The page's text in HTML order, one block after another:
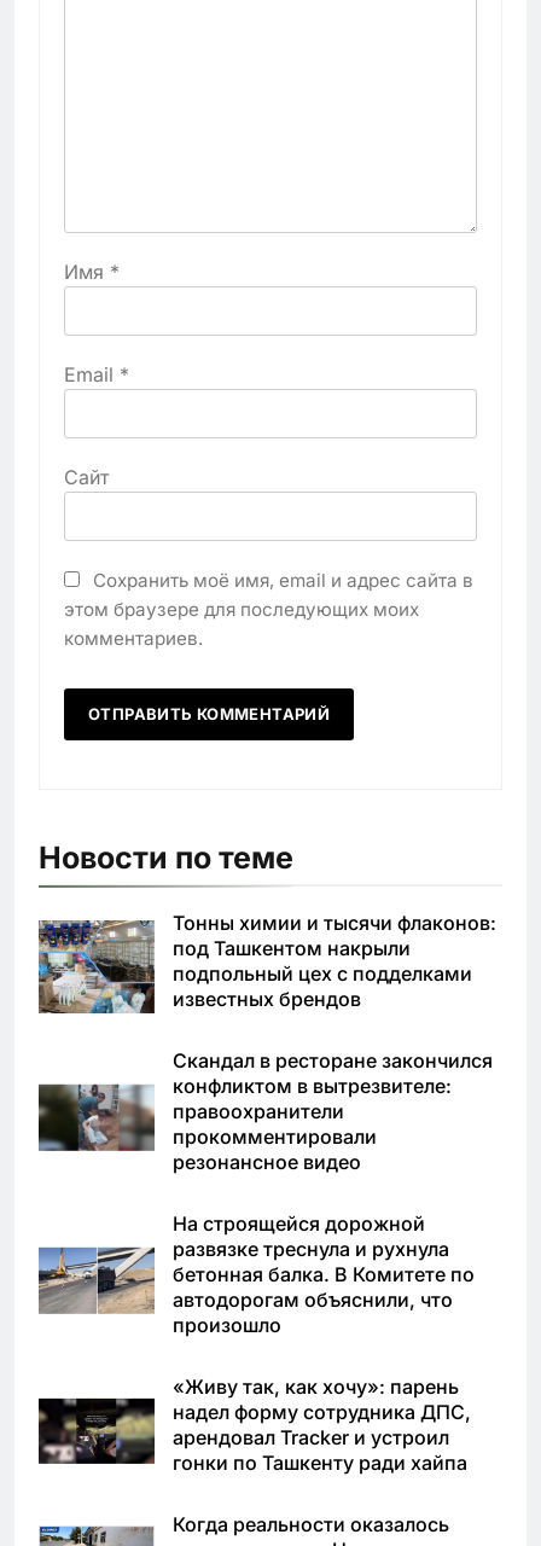
Имя *
Email *
Сайт
Сохранить моё имя, email и адрес сайта в
этом браузере для последующих моих
комментариев.
Новости по теме
Тонны химии и тысячи флаконов:
под Ташкентом накрыли
подпольный цех с подделками
известных брендов
Скандал в ресторане закончился
конфликтом в вытрезвителе:
правоохранители
прокомментировали
резонансное видео
На строящейся дорожной
развязке треснула и рухнула
бетонная балка. В Комитете по
автодорогам объяснили, что
произошло
«Живу так, как хочу»: парень
надел форму сотрудника ДПС,
арендовал Tracker и устроил
гонки по Ташкенту ради хайпа
Когда реальности оказалось